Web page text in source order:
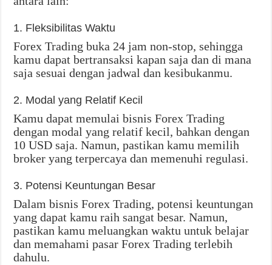
1. Fleksibilitas Waktu
Forex Trading buka 24 jam non-stop, sehingga
kamu dapat bertransaksi kapan saja dan di mana
saja sesuai dengan jadwal dan kesibukanmu.
2. Modal yang Relatif Kecil
Kamu dapat memulai bisnis Forex Trading
dengan modal yang relatif kecil, bahkan dengan
10 USD saja. Namun, pastikan kamu memilih
broker yang terpercaya dan memenuhi regulasi.
3. Potensi Keuntungan Besar
Dalam bisnis Forex Trading, potensi keuntungan
yang dapat kamu raih sangat besar. Namun,
pastikan kamu meluangkan waktu untuk belajar
dan memahami pasar Forex Trading terlebih
dahulu.